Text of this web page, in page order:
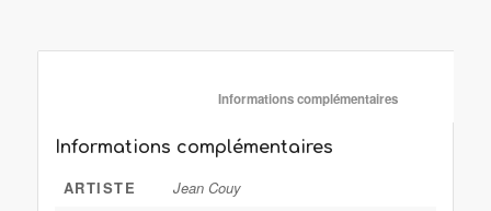
Informations
Informations complémentaires
ARTISTE
Jean Couy